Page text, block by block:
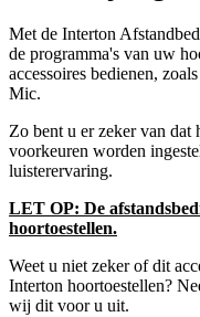
Met de Interton
de programma's van uw
accessoires bedienen,
Mic.
Zo bent u er zeker van
voorkeuren worden
luisterervaring.
LET OP: De
hoortoestellen.
Weet u niet zeker of dit
Interton hoortoestellen?
wij dit voor u uit.